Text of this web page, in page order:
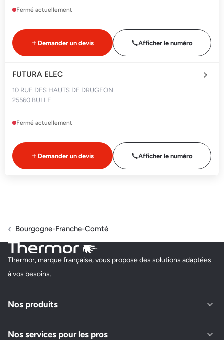
Fermé actuellement
Demander un devis Afficher le numéro
FUTURA ELEC
10 RUE DES HAUTS DE DRUGEON
25560 BULLE
Fermé actuellement
Demander un devis Afficher le numéro
Bourgogne-Franche-Comté
Thermor, marque française, vous propose des solutions adaptées
à vos besoins.
Nos produits
Nos services pour les pros